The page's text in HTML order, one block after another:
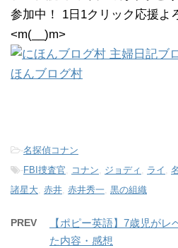
参加中！ 1日1クリック応援よ
<m(__)m>
ほんブログ村
-名探偵コナン
-FBI捜査官, コナン, ジョディ , ライ ,
諸星大, 赤井, 赤井秀一, 黒の組織
PREV
【ポピー英語】7歳児が
た内容・感想